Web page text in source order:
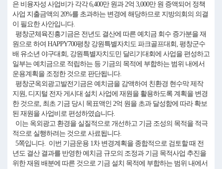
은 비융자성 사업비가 각각 6,400만 원과 2억 3,000만 원 증액되어 정책
사업 지출금액의 20%를 초과하는 변경에 해당하므로 지방의회의 의결
이 필요한 사안입니다.
평창군체육진흥기금은 전년도 결산에 따른 예치금 회수 증가분을 재
원으로 하여 HAPPY700평창 강원특별자치도 파크골프대회, 평창군수
배 유소년 야구대회, 강원특별자치도민 달리기대회에 사업을 편성하고
일부는 예치금으로 적립하는 등 기금의 목적에 부합하는 범위 내에서
운용계획을 조정한 것으로 판단됩니다.
평창군옥외광고발전기금은 예치금을 감액하여 친환경 현수막 제작
지원, 디지털 전자 게시대 설치 사업에 재원을 활용하도록 계획을 변경
한 것으로, 최초 기금 당시 목표액인 2억 원을 초과 달성함에 따라 확보
된 재원을 사업비로 편성하였습니다.
이는 옥외광고 환경을 실질적으로 개선하고 기금 조성의 목적을 적극
적으로 실행하려는 것으로 사료됩니다.
5쪽입니다. 이번 기금운용 1차 변경계획을 종합적으로 검토할 때 전
년도 결산 결과를 반영한 예치금 규모의 조정과 기금 목적사업 추진을
위한 재원 배분에 따른 것으로 기금 설치 목적에 부합하는 범위 내에서